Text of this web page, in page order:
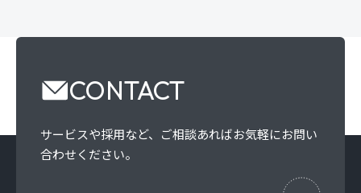
CONTACT
サービスや採用など、 ご相談あればお気軽にお問い
合わせください。